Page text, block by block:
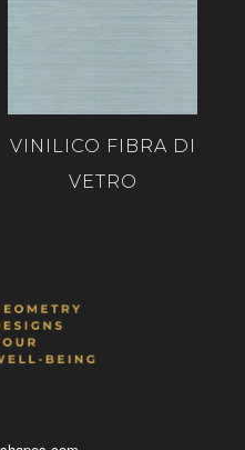
VINILICO FIBRA DI
VETRO